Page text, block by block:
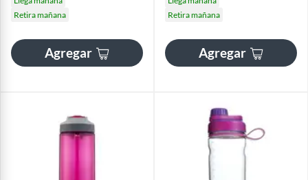
Retira mañana
Agregar
Retira mañana
Agregar